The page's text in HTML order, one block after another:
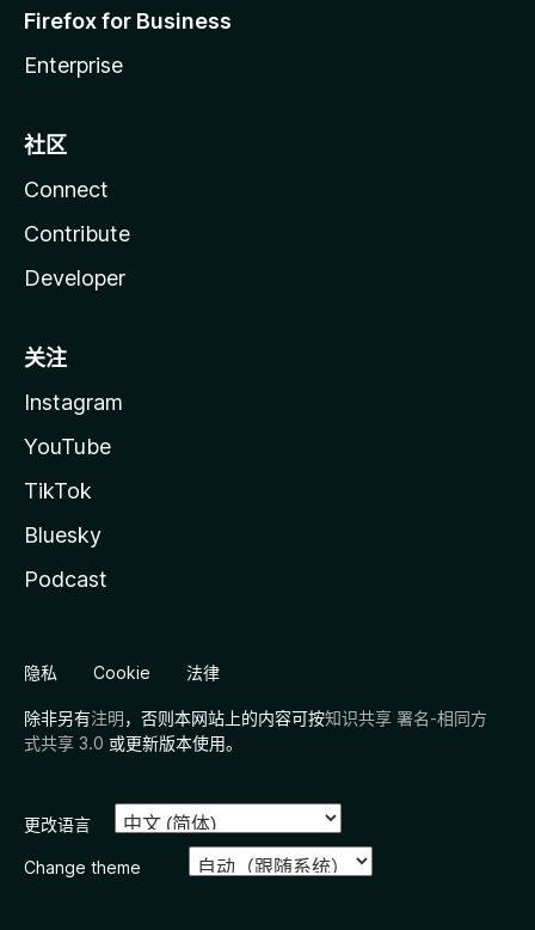
Firefox for Business
Enterprise
社区
Connect
Contribute
Developer
关注
Instagram
YouTube
TikTok
Bluesky
Podcast
隐私 Cookie 法律
除非另有注明，否则本网站上的内容可按知识共享 署名-相同方
式共享 3.0 或更新版本使用。
更改语言
Change theme